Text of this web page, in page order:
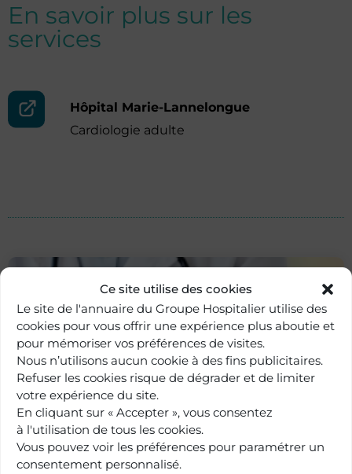
Ce site utilise des cookies
Le site de l'annuaire du Groupe Hospitalier utilise des
cookies pour vous offrir une expérience plus aboutie et
pour mémoriser vos préférences de visites.
Nous n’utilisons aucun cookie à des fins publicitaires.
Refuser les cookies risque de dégrader et de limiter
votre expérience du site.
En cliquant sur « Accepter », vous consentez
à l'utilisation de tous les cookies.
Vous pouvez voir les préférences pour paramétrer un
consentement personnalisé.
En savoir plus sur les
services
Hôpital Marie-Lannelongue
Cardiologie adulte
Retour à
l'annuaire